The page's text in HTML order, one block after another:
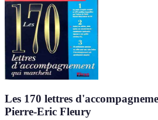
Les 170 lettres
Pierre-Eric Fleury